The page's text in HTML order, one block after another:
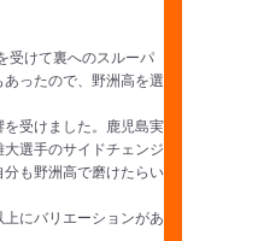
受けて裏へのスルーパ
ったので、野洲高を選
受けました。鹿児島実
選手のサイドチェンジ
も野洲高で磨けたらい
にバリエーションがあ